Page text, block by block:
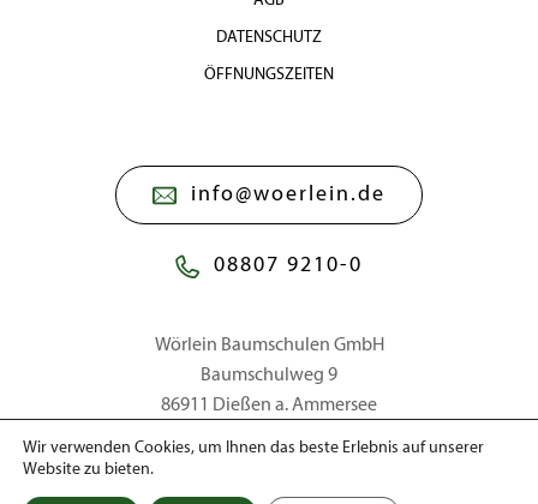
DATENSCHUTZ
ÖFFNUNGSZEITEN
info@woerlein.de
08807 9210-0
Wörlein Baumschulen GmbH
Baumschulweg 9
86911 Dießen a. Ammersee
© 2026 Wörlein Baumschulen GmbH
Wir verwenden Cookies, um Ihnen das beste Erlebnis auf unserer
Website zu bieten.